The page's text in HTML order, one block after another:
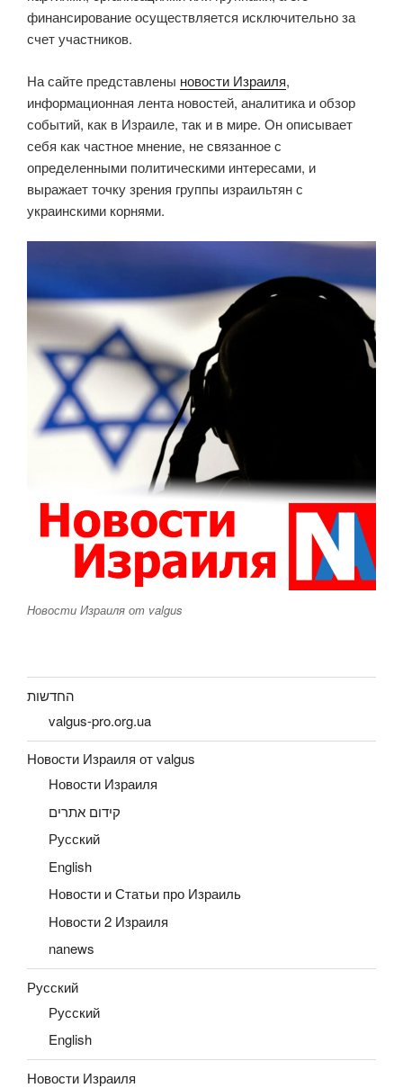
финансирование осуществляется исключительно за
счет участников.
На сайте представлены новости Израиля,
информационная лента новостей, аналитика и обзор
событий, как в Израиле, так и в мире. Он описывает
себя как частное мнение, не связанное с
определенными политическими интересами, и
выражает точку зрения группы израильтян с
украинскими корнями.
Новости Израиля от valgus
החדשות
valgus-pro.org.ua
Новости Израиля от valgus
Новости Израиля
קידום אתרים
Русский
English
Новости и Статьи про Израиль
Новости 2 Израиля
nanews
Русский
Русский
English
Новости Израиля